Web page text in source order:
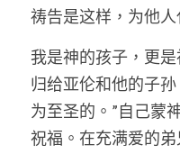
祷告是这样，为他人
我是神的孩子，更
归给亚伦和他的子
为至圣的。”自己蒙
祝福。在充满爱的